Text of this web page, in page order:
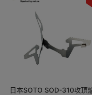
日本SOTO SOD-310攻頂